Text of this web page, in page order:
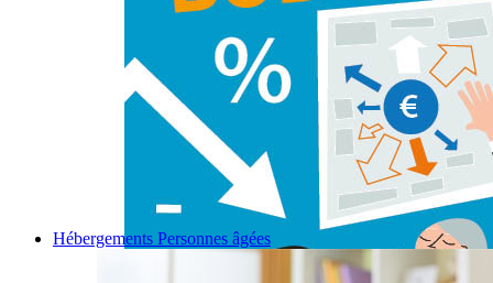
Hébergements Personnes âgées